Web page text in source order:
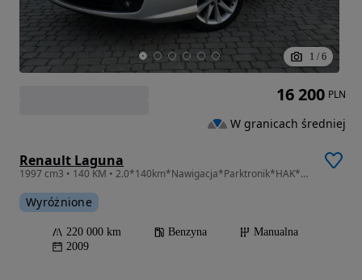
1 / 6
Renault Laguna
1997 cm3 • 140 KM • 2.0*140km*Nawigacja*Parktronik*HAK*Pół*Skóra*ZADBANA
Wyróżnione
220 000 km Benzyna
Manualna
2009
16 200 PLN
W granicach średniej